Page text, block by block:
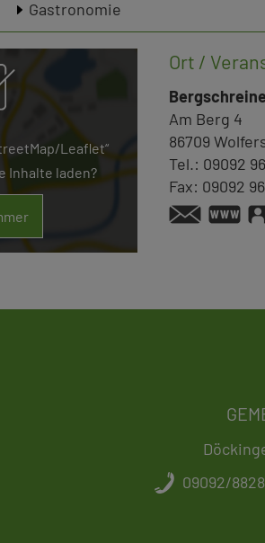
Gastronomie
Leaflet“
Inhalte laden?
Ort /
Am Berg 4
86709
Tel.: 09092
Fax: 09092
09092/8828